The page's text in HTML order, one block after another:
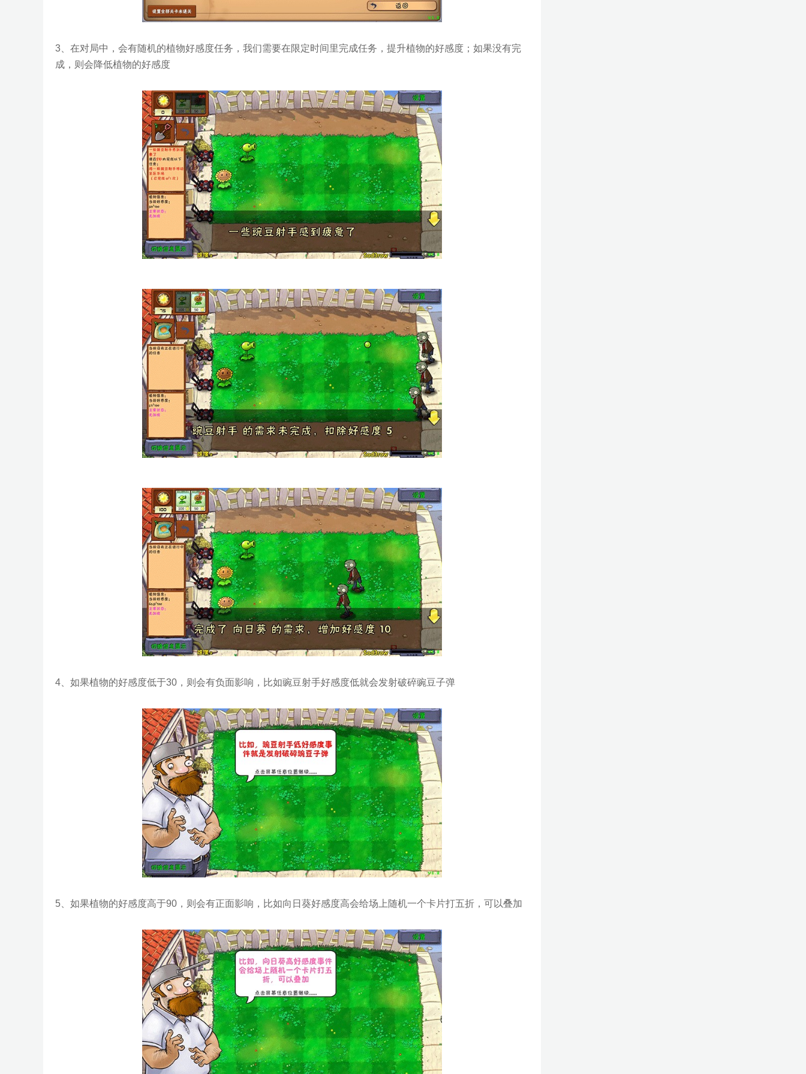
3、在对局中，会有随机的植物好感度任务，我们需要在限定时间里完成任务，提升植物的好感度；如果没有完
成，则会降低植物的好感度
4、如果植物的好感度低于30，则会有负面影响，比如豌豆射手好感度低就会发射破碎豌豆子弹
5、如果植物的好感度高于90，则会有正面影响，比如向日葵好感度高会给场上随机一个卡片打五折，可以叠加